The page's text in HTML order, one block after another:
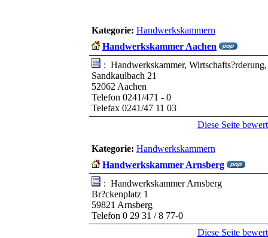
Kategorie: Handwerkskammern
Handwerkskammer Aachen
: Handwerkskammer,
Sandkaulbach 21
52062 Aachen
Telefon 0241/471 - 0
Telefax 0241/47 11 03
Diese Seite
Kategorie: Handwerkskammern
Handwerkskammer Arnsberg
: Handwerkskammer Arnsberg
Br?ckenplatz 1
59821 Arnsberg
Telefon 0 29 31 / 8 77-0
Diese Seite